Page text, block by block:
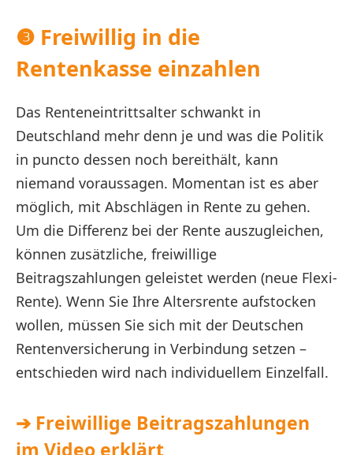
❸ Freiwillig in die
Rentenkasse einzahlen
Das Renteneintrittsalter schwankt in
Deutschland mehr denn je und was die Politik
in puncto dessen noch bereithält, kann
niemand voraussagen. Momentan ist es aber
möglich, mit Abschlägen in Rente zu gehen.
Um die Differenz bei der Rente auszugleichen,
können zusätzliche, freiwillige
Beitragszahlungen geleistet werden (neue Flexi-
Rente). Wenn Sie Ihre Altersrente aufstocken
wollen, müssen Sie sich mit der Deutschen
Rentenversicherung in Verbindung setzen –
entschieden wird nach individuellem Einzelfall.
➔ Freiwillige Beitragszahlungen
im Video erklärt